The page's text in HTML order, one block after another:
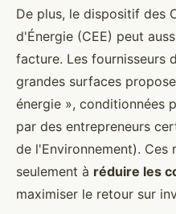
De plus, le dispositif des
d'Énergie (CEE) peut
facture. Les fournisseurs
grandes surfaces
énergie », conditionnées
par des entrepreneurs
de l'Environnement). Ces
seulement à réduire les
maximiser le retour sur